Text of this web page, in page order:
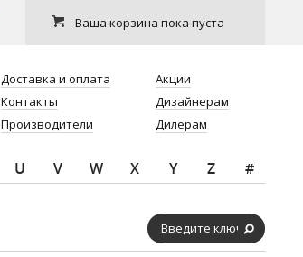
Ваша корзина пока пуста
Доставка и оплата
Контакты
Производители
Акции
Дизайнерам
Дилерам
U V W X Y Z #